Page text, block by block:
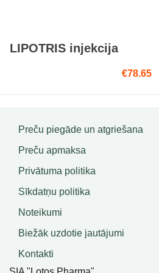
LIPOTRIS injekcija
€78.65
Preču piegāde un atgriešana
Preču apmaksa
Privātuma politika
Sīkdatņu politika
Noteikumi
Biežāk uzdotie jautājumi
Kontakti